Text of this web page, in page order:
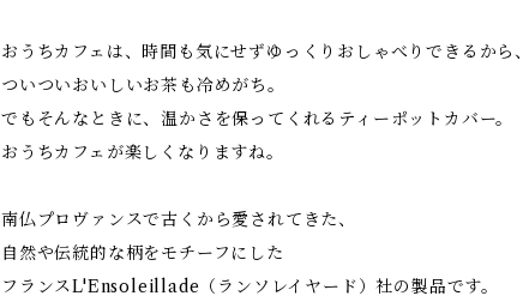
おうちカフェは、時間も気にせずゆっくりおしゃべりできるから、
ついついおいしいお茶も冷めがち。
でもそんなときに、温かさを保ってくれるティーポットカバー。
おうちカフェが楽しくなりますね。
南仏プロヴァンスで古くから愛されてきた、
自然や伝統的な柄をモチーフにした
フランスL'Ensoleillade（ランソレイヤード）社の製品です。